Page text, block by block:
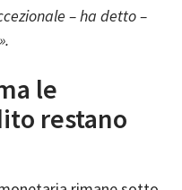
– ha detto –
le
restano